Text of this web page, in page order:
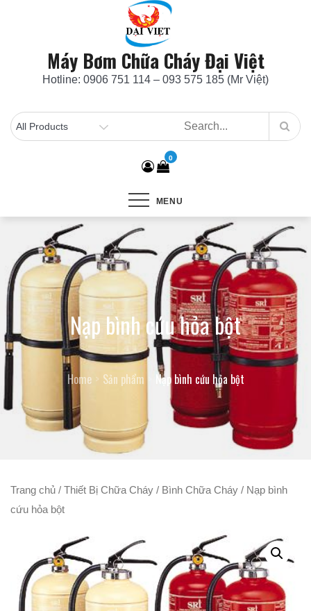
Máy Bơm Chữa Cháy Đại Việt
Hotline: 0906 751 114 – 093 575 185 (Mr Việt)
0
MENU
Nạp bình cứu hỏa bột
Home Sản phẩm Nạp bình cứu hỏa bột
Trang chủ / Thiết Bị Chữa Cháy / Bình Chữa Cháy / Nạp bình
cứu hỏa bột